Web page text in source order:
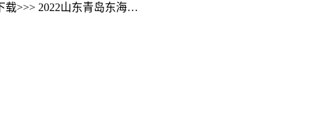
载>>> 2022山东青岛东海…